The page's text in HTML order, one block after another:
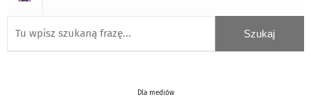
Dla mediów